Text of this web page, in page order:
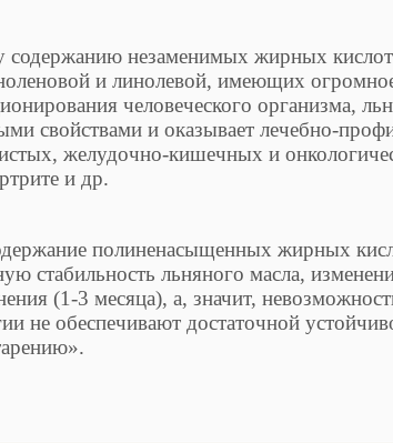
содержанию незаменимых жирных
и линолевой, имеющих
человеческого организма,
свойствами и оказывает лечебно-
желудочно-кишечных и
и др.
полиненасыщенных жирных
стабильность льняного масла,
(1-3 месяца), а, значит,
не обеспечивают достаточной